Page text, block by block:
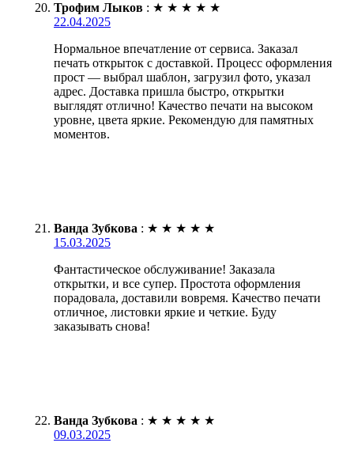
Трофим Лыков : ★ ★ ★ ★ ★
22.04.2025
Нормальное впечатление от сервиса. Заказал
печать открыток с доставкой. Процесс оформления
прост — выбрал шаблон, загрузил фото, указал
адрес. Доставка пришла быстро, открытки
выглядят отлично! Качество печати на высоком
уровне, цвета яркие. Рекомендую для памятных
моментов.
Ванда Зубкова : ★ ★ ★ ★ ★
15.03.2025
Фантастическое обслуживание! Заказала
открытки, и все супер. Простота оформления
порадовала, доставили вовремя. Качество печати
отличное, листовки яркие и четкие. Буду
заказывать снова!
Ванда Зубкова : ★ ★ ★ ★ ★
09.03.2025